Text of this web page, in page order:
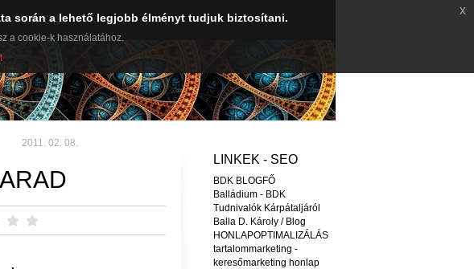
PR-CIKK
2011. 02. 08.
LINKEK - SEO
BDK BLOGFŐ
Balládium - BDK
Tudnivalók Kárpátaljáról
Balla D. Károly / Blog
HONLAPOPTIMALIZÁLÁS
tartalommarketing -
keresőmarketing honlap
során a lehető legjobb élményt tudjuk biztosítani.
a cookie-k használatához.
x